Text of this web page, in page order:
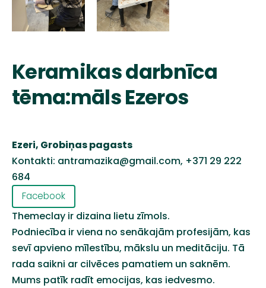
Keramikas darbnīca
tēma:māls Ezeros
Ezeri, Grobiņas pagasts
Kontakti: antramazika@gmail.com, +371 29 222
684
Facebook
Themeclay ir dizaina lietu zīmols.
Podniecība ir viena no senākajām profesijām, kas
sevī apvieno mīlestību, mākslu un meditāciju. Tā
rada saikni ar cilvēces pamatiem un saknēm.
Mums patīk radīt emocijas, kas iedvesmo.